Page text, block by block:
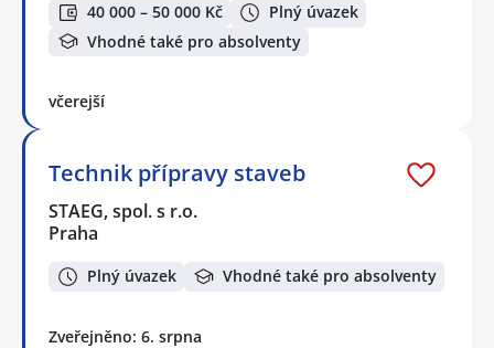
40 000 – 50 000 Kč
Plný úvazek
Vhodné také pro absolventy
včerejší
Technik přípravy staveb
STAEG, spol. s r.o.
Praha
Plný úvazek Vhodné také pro absolventy
Zveřejněno: 6. srpna